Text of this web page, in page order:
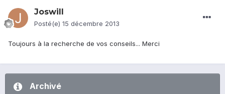
Joswill
Posté(e) 15 décembre 2013
Toujours à la recherche de vos conseils... Merci
Archivé